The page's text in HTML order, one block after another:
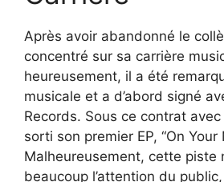
Après avoir abandonné le
concentré sur sa carrière
heureusement, il a été
musicale et a d’abord signé
Records. Sous ce contrat
sorti son premier EP, “On Your
Malheureusement, cette piste
beaucoup l’attention du public,